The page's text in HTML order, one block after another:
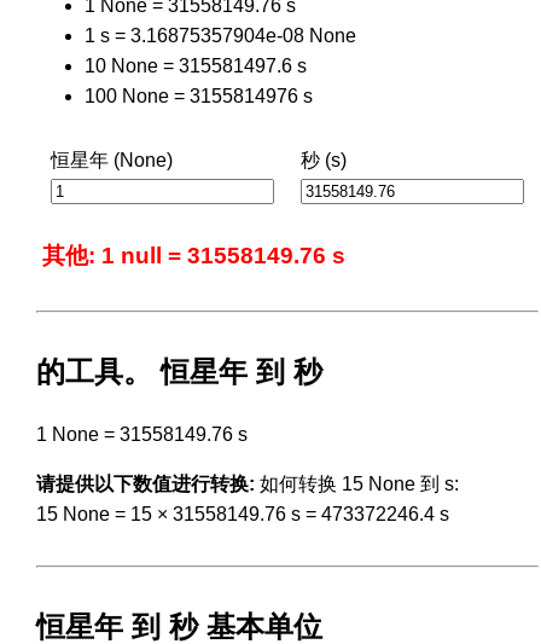
1 None = 31558149.76 s
1 s = 3.16875357904e-08 None
10 None = 315581497.6 s
100 None = 3155814976 s
恒星年 (None) 秒 (s)
其他: 1 null = 31558149.76 s
的工具。 恒星年 到 秒
1 None = 31558149.76 s
请提供以下数值进行转换: 如何转换 15 None 到 s:
15 None = 15 × 31558149.76 s = 473372246.4 s
恒星年 到 秒 基本单位